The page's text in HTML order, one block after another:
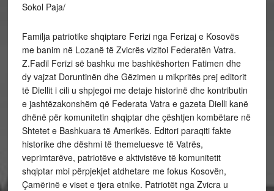
Sokol Paja/
Familja patriotike shqiptare Ferizi nga Ferizaj e Kosovës
me banim në Lozanë të Zvicrës vizitoi Federatën Vatra.
Z.Fadil Ferizi së bashku me bashkëshorten Fatimen dhe
dy vajzat Doruntinën dhe Gëzimen u mikpritës prej editorit
të Diellit i cili u shpjegoi me detaje historinë dhe kontributin
e jashtëzakonshëm që Federata Vatra e gazeta Dielli kanë
dhënë për komunitetin shqiptar dhe çështjen kombëtare në
Shtetet e Bashkuara të Amerikës. Editori paraqiti fakte
historike dhe dëshmi të themeluesve të Vatrës,
veprimtarëve, patriotëve e aktivistëve të komunitetit
shqiptar mbi përpjekjet atdhetare me fokus Kosovën,
Çamërinë e viset e tjera etnike. Patriotët nga Zvicra u